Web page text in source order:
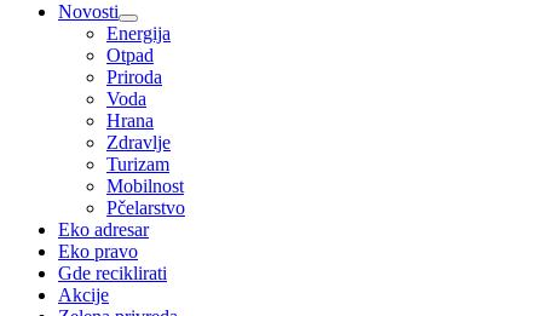
Novosti
Energija
Otpad
Priroda
Voda
Hrana
Zdravlje
Turizam
Mobilnost
Pčelarstvo
Eko adresar
Eko pravo
Gde reciklirati
Akcije